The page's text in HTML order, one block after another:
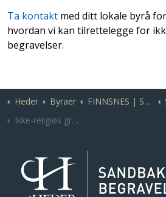
Ta kontakt med ditt lokale byrå
hvordan vi kan tilrettelegge for
begravelser.
Heder Byraer FINNSNES | Sandbakk Begravelsehjelp
Ikke-religiøs gravferd? Slik fungerer en livssynsåpen seremoni